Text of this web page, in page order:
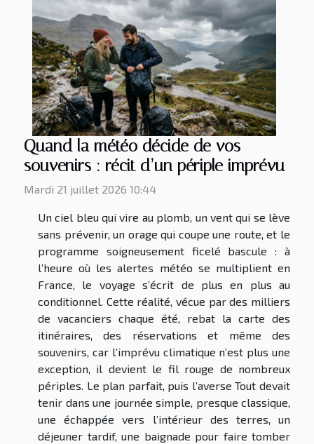
Quand la météo décide de vos
souvenirs : récit d’un périple imprévu
Mardi 21 juillet 2026 10:44
Un ciel bleu qui vire au plomb, un vent qui se lève
sans prévenir, un orage qui coupe une route, et le
programme soigneusement ficelé bascule : à
l’heure où les alertes météo se multiplient en
France, le voyage s’écrit de plus en plus au
conditionnel. Cette réalité, vécue par des milliers
de vacanciers chaque été, rebat la carte des
itinéraires, des réservations et même des
souvenirs, car l’imprévu climatique n’est plus une
exception, il devient le fil rouge de nombreux
périples. Le plan parfait, puis l’averse Tout devait
tenir dans une journée simple, presque classique,
une échappée vers l’intérieur des terres, un
déjeuner tardif, une baignade pour faire tomber